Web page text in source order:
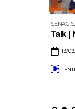
SENAC
Talk |
13/